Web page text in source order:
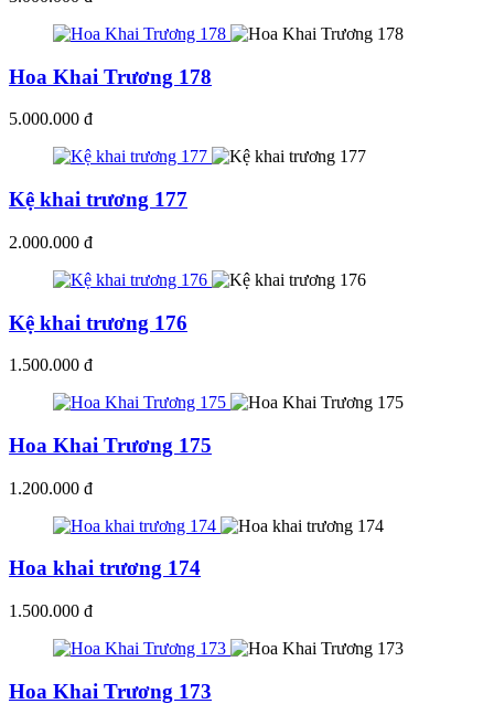
Hoa Khai Trương 178
5.000.000 đ
Kệ khai trương 177
2.000.000 đ
Kệ khai trương 176
1.500.000 đ
Hoa Khai Trương 175
1.200.000 đ
Hoa khai trương 174
1.500.000 đ
Hoa Khai Trương 173